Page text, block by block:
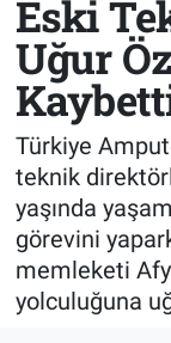
Eski
Uğur
Türkiye
teknik
yaşında
görevini
memleketi
yolculuğuna
Sağlık
Spor
Teknoloji
Tv Medya
KÜLTÜR